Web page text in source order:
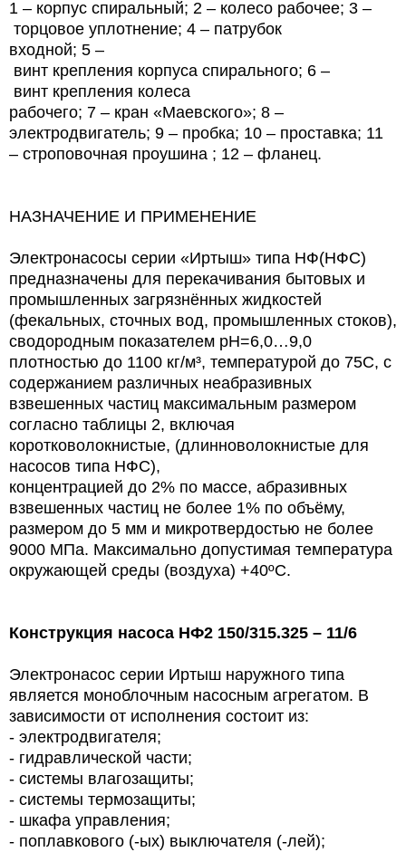
1 – корпус спиральный; 2 – колесо рабочее; 3 –
торцовое уплотнение; 4 – патрубок
входной; 5 –
винт крепления корпуса спирального; 6 –
винт крепления колеса
рабочего; 7 – кран «Маевского»; 8 –
электродвигатель; 9 – пробка; 10 – проставка; 11
– строповочная проушина ; 12 – фланец.
НАЗНАЧЕНИЕ И ПРИМЕНЕНИЕ
Электронасосы серии «Иртыш» типа НФ(НФС)
предназначены для перекачивания бытовых и
промышленных загрязнённых жидкостей
(фекальных, сточных вод, промышленных стоков),
сводородным показателем рН=6,0…9,0
плотностью до 1100 кг/м³, температурой до 75С, с
содержанием различных неабразивных
взвешенных частиц максимальным размером
согласно таблицы 2, включая
коротковолокнистые, (длинноволокнистые для
насосов типа НФС),
концентрацией до 2% по массе, абразивных
взвешенных частиц не более 1% по объёму,
размером до 5 мм и микротвердостью не более
9000 МПа. Максимально допустимая температура
окружающей среды (воздуха) +40ºС.
Конструкция насоса НФ2 150/315.325 – 11/6
Электронасос серии Иртыш наружного типа
является моноблочным насосным агрегатом. В
зависимости от исполнения состоит из:
- электродвигателя;
- гидравлической части;
- системы влагозащиты;
- системы термозащиты;
- шкафа управления;
- поплавкового (-ых) выключателя (-лей);